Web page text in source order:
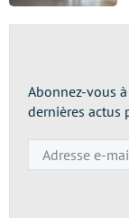
Abonnez-vous
dernières actus